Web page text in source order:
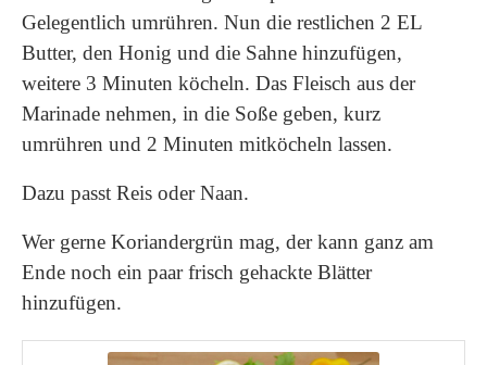
Gelegentlich umrühren. Nun die restlichen 2 EL
Butter, den Honig und die Sahne hinzufügen,
weitere 3 Minuten köcheln. Das Fleisch aus der
Marinade nehmen, in die Soße geben, kurz
umrühren und 2 Minuten mitköcheln lassen.
Dazu passt Reis oder Naan.
Wer gerne Koriandergrün mag, der kann ganz am
Ende noch ein paar frisch gehackte Blätter
hinzufügen.